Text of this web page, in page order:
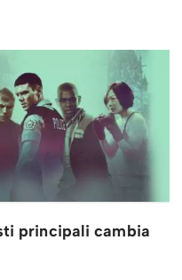
principali cambia